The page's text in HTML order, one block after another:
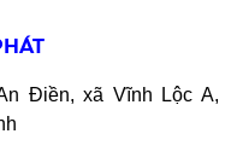
Điền, xã Vĩnh Lộc A,